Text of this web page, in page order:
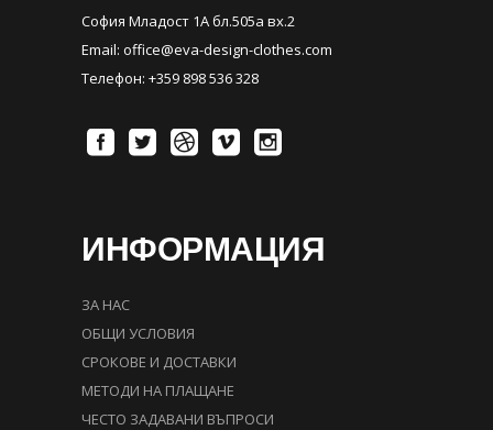
София Младост 1А бл.505а вх.2
Email: office@eva-design-clothes.com
Телефон: +359 898 536 328
ИНФОРМАЦИЯ
ЗА НАС
ОБЩИ УСЛОВИЯ
СРОКОВЕ И ДОСТАВКИ
МЕТОДИ НА ПЛАЩАНЕ
ЧЕСТО ЗАДАВАНИ ВЪПРОСИ